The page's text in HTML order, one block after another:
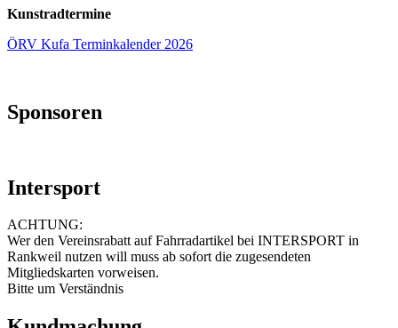
Kunstradtermine
ÖRV Kufa Terminkalender 2026
Sponsoren
Intersport
ACHTUNG:
Wer den Vereinsrabatt auf Fahrradartikel bei INTERSPORT in
Rankweil nutzen will muss ab sofort die zugesendeten
Mitgliedskarten vorweisen.
Bitte um Verständnis